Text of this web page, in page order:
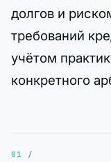
долгов и
требований
учётом
конкретного